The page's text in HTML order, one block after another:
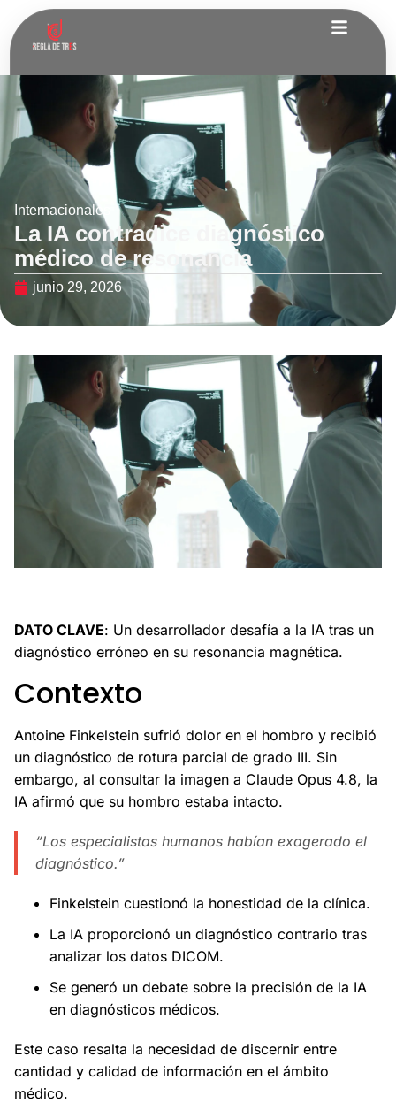
Internacionales
La IA contradice diagnóstico
médico de resonancia
junio 29, 2026
DATO CLAVE: Un desarrollador desafía a la IA tras un
diagnóstico erróneo en su resonancia magnética.
Contexto
Antoine Finkelstein sufrió dolor en el hombro y recibió
un diagnóstico de rotura parcial de grado III. Sin
embargo, al consultar la imagen a Claude Opus 4.8, la
IA afirmó que su hombro estaba intacto.
“Los especialistas humanos habían exagerado el
diagnóstico.”
Finkelstein cuestionó la honestidad de la clínica.
La IA proporcionó un diagnóstico contrario tras
analizar los datos DICOM.
Se generó un debate sobre la precisión de la IA
en diagnósticos médicos.
Este caso resalta la necesidad de discernir entre
cantidad y calidad de información en el ámbito
médico.